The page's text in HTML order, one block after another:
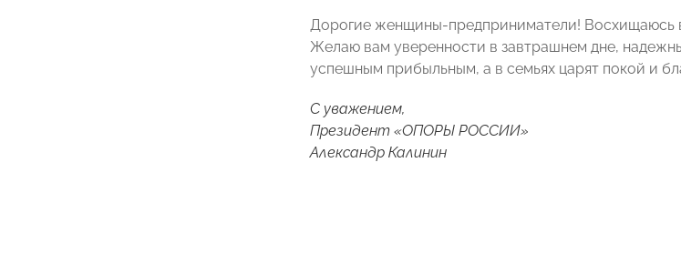
Дорогие женщины-предприниматели! Восхищаюсь
Желаю вам уверенности в завтрашнем дне,
успешным прибыльным, а в семьях царят покой и
С уважением,
Президент «ОПОРЫ РОССИИ»
Александр Калинин